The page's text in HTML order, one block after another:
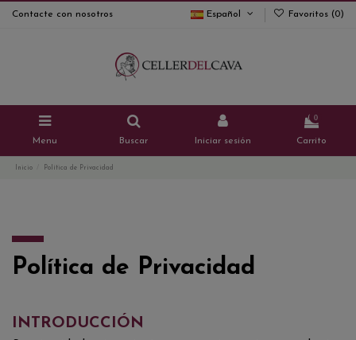
Contacte con nosotros Español Favoritos (0)
Menu Buscar Iniciar sesión
0
Carrito
Inicio Política de Privacidad
Política de Privacidad
INTRODUCCIÓN